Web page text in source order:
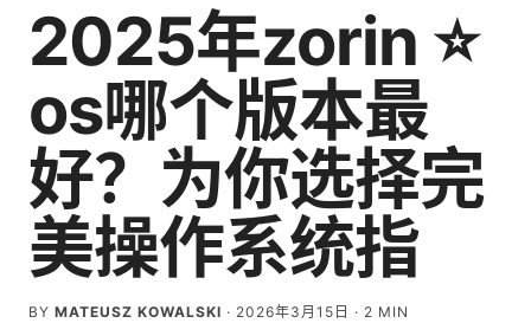
2025年zorin ⭐
os哪个版本最
好？为你选择完
美操作系统指
BY MATEUSZ KOWALSKI · 2026年3月15日 · 2 MIN